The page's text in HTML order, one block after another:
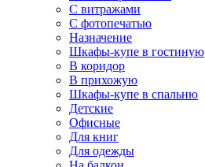
С витражами
С фотопечатью
Назначение
Шкафы-купе в гостиную
В коридор
В прихожую
Шкафы-купе в спальню
Детские
Офисные
Для книг
Для одежды